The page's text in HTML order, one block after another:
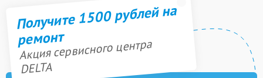
Получите 1500 рублей на
ремонт
Акция сервисного центра
DELTA